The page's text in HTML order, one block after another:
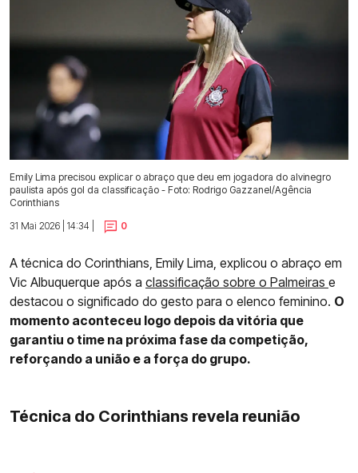
Emily Lima precisou explicar o abraço que deu em jogadora do alvinegro
paulista após gol da classificação - Foto: Rodrigo Gazzanel/Agência
Corinthians
31 Mai 2026 | 14:34 |
0
A técnica do Corinthians, Emily Lima, explicou o abraço em
Vic Albuquerque após a classificação sobre o Palmeiras e
destacou o significado do gesto para o elenco feminino. O
momento aconteceu logo depois da vitória que
garantiu o time na próxima fase da competição,
reforçando a união e a força do grupo.
Técnica do Corinthians revela reunião